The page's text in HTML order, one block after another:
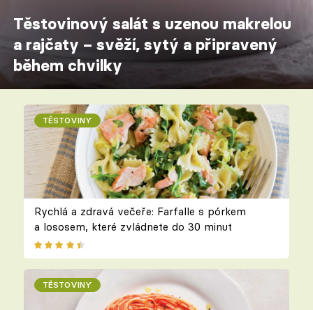
Těstovinový salát s uzenou makrelou
a rajčaty – svěží, sytý a připravený
během chvilky
TĚSTOVINY
Rychlá a zdravá večeře: Farfalle s pórkem
a lososem, které zvládnete do 30 minut
TĚSTOVINY